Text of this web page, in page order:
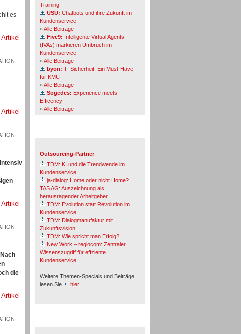
es
die
Training
USU: Chatbots und ihre Zukunft im
Kundenservice
»Alle Beiträge
Five9: Intelligente Virtual Agents
(IVAs) markieren Umbruch im
Kundenservice
»Alle Beiträge
byon:IT- Sicherheit: Ein Must-Have
für KMU
»Alle Beiträge
Sogedes: Experience meets
Efficency
»Alle Beiträge
Outsourcing-Partner
TDM: KI und die Trendwende im
Kundenservice
ja-dialog: Home oder nicht Home?
TAS AG: Auszeichnung als
herausragender Arbeitgeber
TDM: Evolution statt Revolution im
Kundenservice
TDM: Dialogmanufaktur mit
Zukunftsvision
TDM: Wie spricht man Erfolg?!
New Work – regiocom: Zentraler
Wissenszugriff für effziente
Kundenservice
Weitere Themen-Specials und Beiträge
lesen Sie
hier